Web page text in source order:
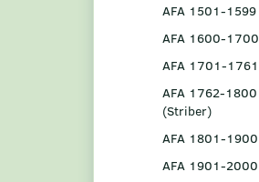
AFA 1501-1599
AFA 1600-1700
AFA 1701-1761
AFA 1762-1800
(Striber)
AFA 1801-1900
AFA 1901-2000